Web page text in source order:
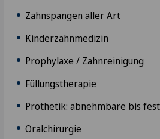
Zahnspangen aller Art
Kinderzahnmedizin
Prophylaxe / Zahnreinigung
Füllungstherapie
Prothetik: abnehmbare bis
Oralchirurgie